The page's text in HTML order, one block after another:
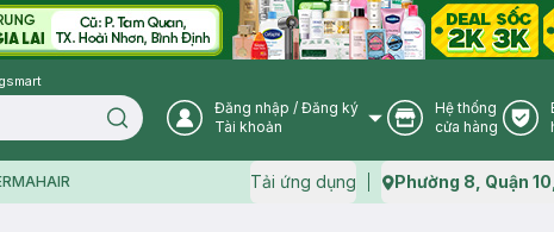
Search icon User Icon
Đăng nhập / Đăng ký
Tài khoản
Store Icon
Hệ thống
cửa hàng
Tải ứng dụng Phường 8, Quận